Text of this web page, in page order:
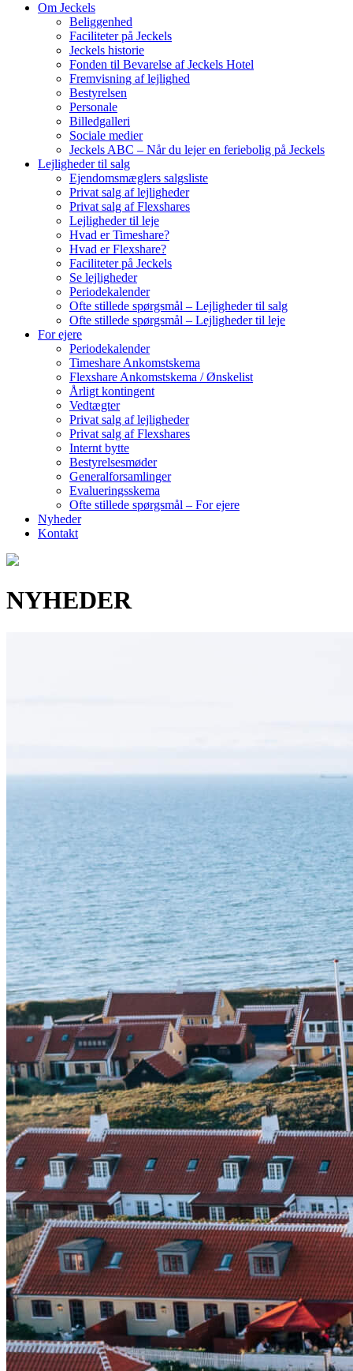
Om Jeckels
Beliggenhed
Faciliteter på Jeckels
Jeckels historie
Fonden til Bevarelse af Jeckels Hotel
Fremvisning af lejlighed
Bestyrelsen
Personale
Billedgalleri
Sociale medier
Jeckels ABC – Når du lejer en feriebolig på Jeckels
Lejligheder til salg
Ejendomsmæglers salgsliste
Privat salg af lejligheder
Privat salg af Flexshares
Lejligheder til leje
Hvad er Timeshare?
Hvad er Flexshare?
Faciliteter på Jeckels
Se lejligheder
Periodekalender
Ofte stillede spørgsmål – Lejligheder til salg
Ofte stillede spørgsmål – Lejligheder til leje
For ejere
Periodekalender
Timeshare Ankomstskema
Flexshare Ankomstskema / Ønskelist
Årligt kontingent
Vedtægter
Privat salg af lejligheder
Privat salg af Flexshares
Internt bytte
Bestyrelsesmøder
Generalforsamlinger
Evalueringsskema
Ofte stillede spørgsmål – For ejere
Nyheder
Kontakt
NYHEDER